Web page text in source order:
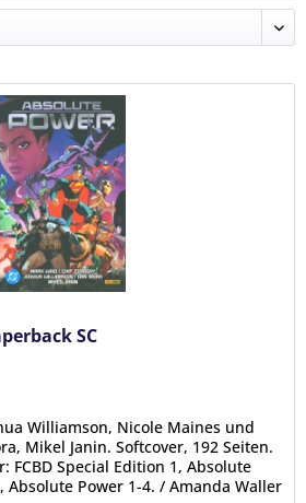
SC
Williamson, Nicole Maines und
Mikel Janin. Softcover, 192 Seiten.
FCBD Special Edition 1, Absolute
Absolute Power 1-4. / Amanda Waller